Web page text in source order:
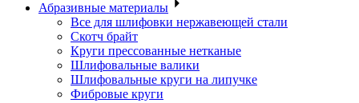
Абразивные материалы
Все для шлифовки нержавеющей стали
Скотч брайт
Круги прессованные нетканые
Шлифовальные валики
Шлифовальные круги на липучке
Фибровые круги